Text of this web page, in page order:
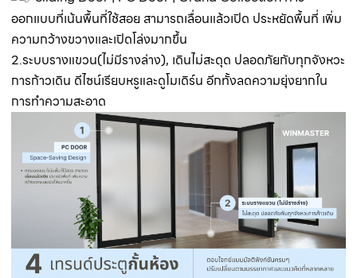
ออกแบบที่เน้นพื้นที่ใช้สอย สามารถเลื่อนแล้วเปิด ประหยัดพื้นที่ เพิ่ม
ความกว้างขวางและเปิดโล่งมากขึ้น
2.ระบบรางแขวน(ไม่มีรางล่าง), เดินไม่สะดุด ปลอดภัยกับทุกจังหวะ
การก้าวเดิน ดีไซน์เรียบหรูและดูโมเดิร์น อีกทั้งลดความยุ่งยากใน
การทำความสะอาด